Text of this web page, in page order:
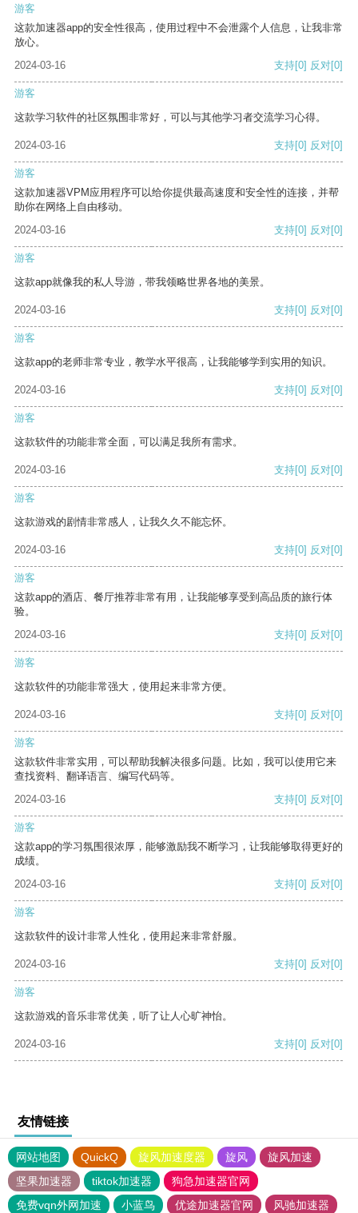
游客
这款加速器app的安全性很高，使用过程中不会泄露个人信息，让我非常
放心。
2024-03-16
支持[0] 反对[0]
游客
这款学习软件的社区氛围非常好，可以与其他学习者交流学习心得。
2024-03-16 支持[0] 反对[0]
游客
这款加速器VPM应用程序可以给你提供最高速度和安全性的连接，并帮
助你在网络上自由移动。
2024-03-16
支持[0] 反对[0]
游客
这款app就像我的私人导游，带我领略世界各地的美景。
2024-03-16 支持[0] 反对[0]
游客
这款app的老师非常专业，教学水平很高，让我能够学到实用的知识。
2024-03-16 支持[0] 反对[0]
游客
这款软件的功能非常全面，可以满足我所有需求。
2024-03-16 支持[0] 反对[0]
游客
这款游戏的剧情非常感人，让我久久不能忘怀。
2024-03-16 支持[0] 反对[0]
游客
这款app的酒店、餐厅推荐非常有用，让我能够享受到高品质的旅行体
验。
2024-03-16
支持[0] 反对[0]
游客
这款软件的功能非常强大，使用起来非常方便。
2024-03-16 支持[0] 反对[0]
游客
这款软件非常实用，可以帮助我解决很多问题。比如，我可以使用它来
查找资料、翻译语言、编写代码等。
2024-03-16
支持[0] 反对[0]
游客
这款app的学习氛围很浓厚，能够激励我不断学习，让我能够取得更好的
成绩。
2024-03-16
支持[0] 反对[0]
游客
这款软件的设计非常人性化，使用起来非常舒服。
2024-03-16 支持[0] 反对[0]
游客
这款游戏的音乐非常优美，听了让人心旷神怡。
2024-03-16 支持[0] 反对[0]
友情链接
网站地图 QuickQ 旋风加速度器 旋风
旋风加速
坚果加速器
tiktok加速器
狗急加速器官网
免费vqn外网加速
小蓝鸟 优途加速器官网 风驰加速器